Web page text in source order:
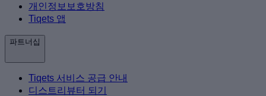
개인정보보호방침
Tiqets 앱
파트너십
Tiqets 서비스 공급 안내
디스트리뷰터 되기